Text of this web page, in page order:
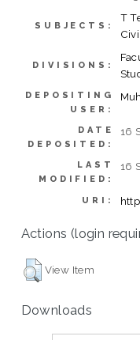
SUBJECTS:
T
DIVISIONS:
DEPOSITING
USER:
DATE
DEPOSITED:
16
LAST
MODIFIED:
16
URI:
Actions (login
View Item
Downloads